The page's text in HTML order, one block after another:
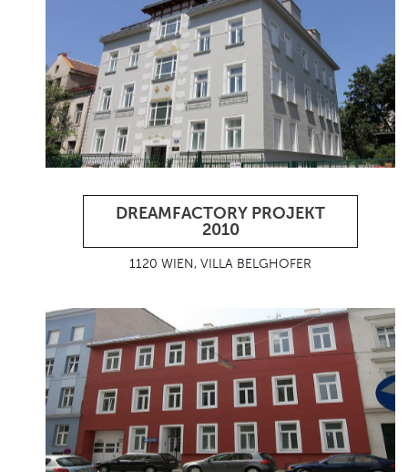
DREAMFACTORY PROJEKT
2010
1120 WIEN, VILLA BELGHOFER